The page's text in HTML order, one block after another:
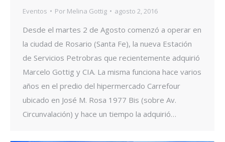
Eventos Por Melina Gottig agosto 2, 2016
Desde el martes 2 de Agosto comenzó a operar en
la ciudad de Rosario (Santa Fe), la nueva Estación
de Servicios Petrobras que recientemente adquirió
Marcelo Gottig y CIA. La misma funciona hace varios
años en el predio del hipermercado Carrefour
ubicado en José M. Rosa 1977 Bis (sobre Av.
Circunvalación) y hace un tiempo la adquirió…